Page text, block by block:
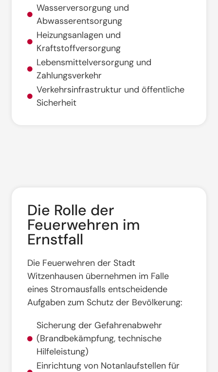
Wasserversorgung und
Abwasserentsorgung
Heizungsanlagen und
Kraftstoffversorgung
Lebensmittelversorgung und
Zahlungsverkehr
Verkehrsinfrastruktur und öffentliche
Sicherheit
Die Rolle der
Feuerwehren im
Ernstfall
Die Feuerwehren der Stadt
Witzenhausen übernehmen im Falle
eines Stromausfalls entscheidende
Aufgaben zum Schutz der Bevölkerung:
Sicherung der Gefahrenabwehr
(Brandbekämpfung, technische
Hilfeleistung)
Einrichtung von Notanlaufstellen für